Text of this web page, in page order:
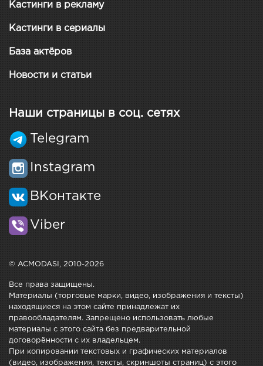
Кастинги в рекламу
Кастинги в сериалы
База актёров
Новости и статьи
Наши страницы в соц. сетях
Telegram
Instagram
ВКонтакте
Viber
© ACMODASI, 2010-2026
Все права защищены.
Материалы (торговые марки, видео, изображения и тексты)
находящиеся на этом сайте принадлежат их
правообладателям. Запрещено использовать любые
материалы с этого сайта без предварительной
договорённости с их владельцем.
При копировании текстовых и графических материалов
(видео, изображения, тексты, скриншоты страниц) с этого